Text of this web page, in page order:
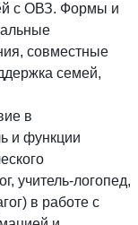
с ОВЗ. Формы и
совместные
семей,
в
и функции
учитель-логопед,
в работе с